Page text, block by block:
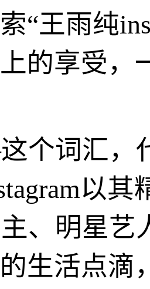
“王雨纯
的享受，
个词汇，
以
、明星艺
生活点滴